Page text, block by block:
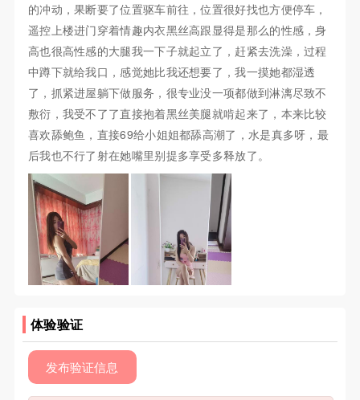
的冲动，果断要了位置驱车前往，位置很好找也方便停车，
遥控上楼进门穿着情趣内衣黑丝高跟显得是那么的性感，身
高也很高性感的大腿我一下子就起立了，赶紧去洗澡，过程
中蹲下就给我口，感觉她比我还想要了，我一摸她都湿透
了，抓紧进屋躺下做服务，很专业没一项都做到淋漓尽致不
敷衍，我受不了了直接抱着黑丝美腿就啃起来了，本来比较
喜欢舔鲍鱼，直接69给小姐姐都舔高潮了，水是真多呀，最
后我也不行了射在她嘴里别提多享受多释放了。
体验验证
发布验证信息